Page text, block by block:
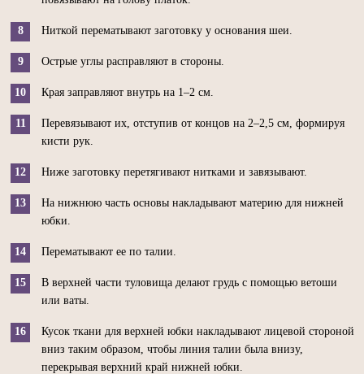
Ниткой перематывают заготовку у основания шеи.
Острые углы расправляют в стороны.
Края заправляют внутрь на 1–2 см.
Перевязывают их, отступив от концов на 2–2,5 см, формируя
кисти рук.
Ниже заготовку перетягивают нитками и завязывают.
На нижнюю часть основы накладывают материю для нижней
юбки.
Перематывают ее по талии.
В верхней части туловища делают грудь с помощью ветоши
или ваты.
Кусок ткани для верхней юбки накладывают лицевой стороной
вниз таким образом, чтобы линия талии была внизу,
перекрывая верхний край нижней юбки.